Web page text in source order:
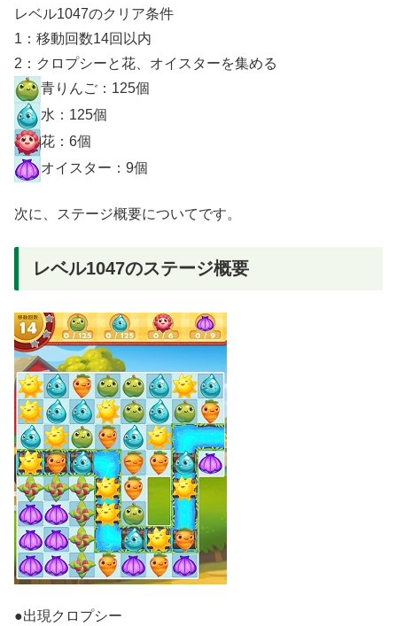
レベル1047のクリア条件
1：移動回数14回以内
2：クロプシーと花、オイスターを集める
青りんご：125個
水：125個
花：6個
オイスター：9個
次に、ステージ概要についてです。
レベル1047のステージ概要
●出現クロプシー